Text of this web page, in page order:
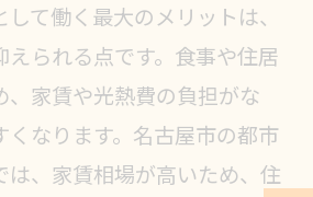
て働く最大のメリットは、
られる点です。食事や住居
、家賃や光熱費の負担がな
くなります。名古屋市の都市
は、家賃相場が高いため、住